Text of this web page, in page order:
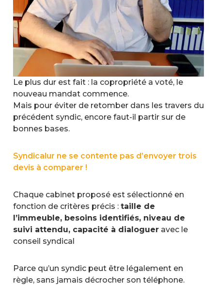
Le plus dur est fait : la copropriété a voté, le
nouveau mandat commence.
Mais pour éviter de retomber dans les travers du
précédent syndic, encore faut-il partir sur de
bonnes bases.
Syndicalur ne se contente pas d’envoyer trois
devis à comparer !
Chaque cabinet proposé est sélectionné en
fonction de critères précis : taille de
l’immeuble, besoins identifiés, niveau de
suivi attendu, capacité à dialogueravec le
conseil syndical
Parce qu’un syndic peut être légalement en
règle, sans jamais décrocher son téléphone.